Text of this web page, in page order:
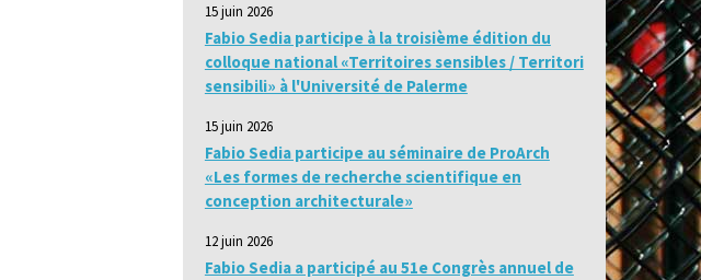
15 juin 2026
Fabio Sedia participe à la troisième édition du
colloque national «Territoires sensibles / Territori
sensibili» à l'Université de Palerme
15 juin 2026
Fabio Sedia participe au séminaire de ProArch
«Les formes de recherche scientifique en
conception architecturale»
12 juin 2026
Fabio Sedia a participé au 51e Congrès annuel de